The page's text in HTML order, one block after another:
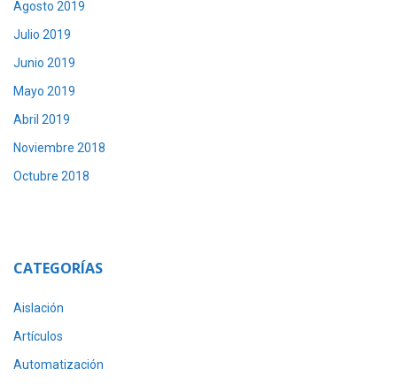
Agosto 2019
Julio 2019
Junio 2019
Mayo 2019
Abril 2019
Noviembre 2018
Octubre 2018
CATEGORÍAS
Aislación
Artículos
Automatización